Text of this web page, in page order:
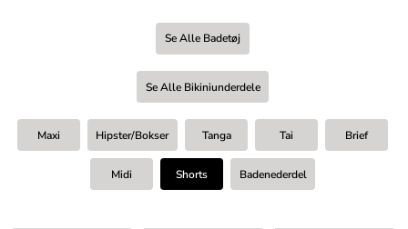
Se Alle Badetøj
Se Alle Bikiniunderdele
Maxi Hipster/Bokser Tanga Tai Brief
Midi Shorts Badenederdel